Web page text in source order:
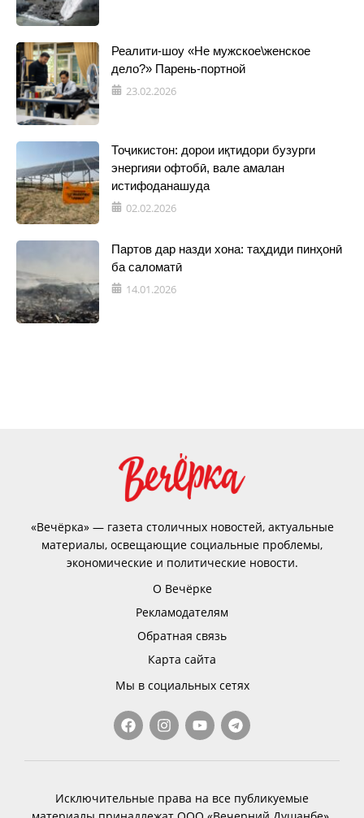
Реалити-шоу «Не мужское\женское
дело?» Парень-портной
23.02.2026
Тоҷикистон: дорои иқтидори бузурги
энергияи офтобӣ, вале амалан
истифоданашуда
02.02.2026
Партов дар назди хона: таҳдиди пинҳонӣ
ба саломатӣ
14.01.2026
«Вечёрка» — газета столичных новостей, актуальные
материалы, освещающие социальные проблемы,
экономические и политические новости.
О Вечёрке
Рекламодателям
Обратная связь
Карта сайта
Мы в социальных сетях
Исключительные права на все публикуемые